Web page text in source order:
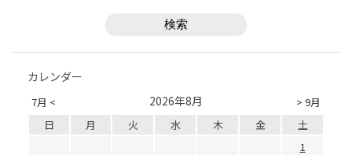
カレンダー
7月 < > 9月
2026年8月
日 月 火 水 木 金
土
1